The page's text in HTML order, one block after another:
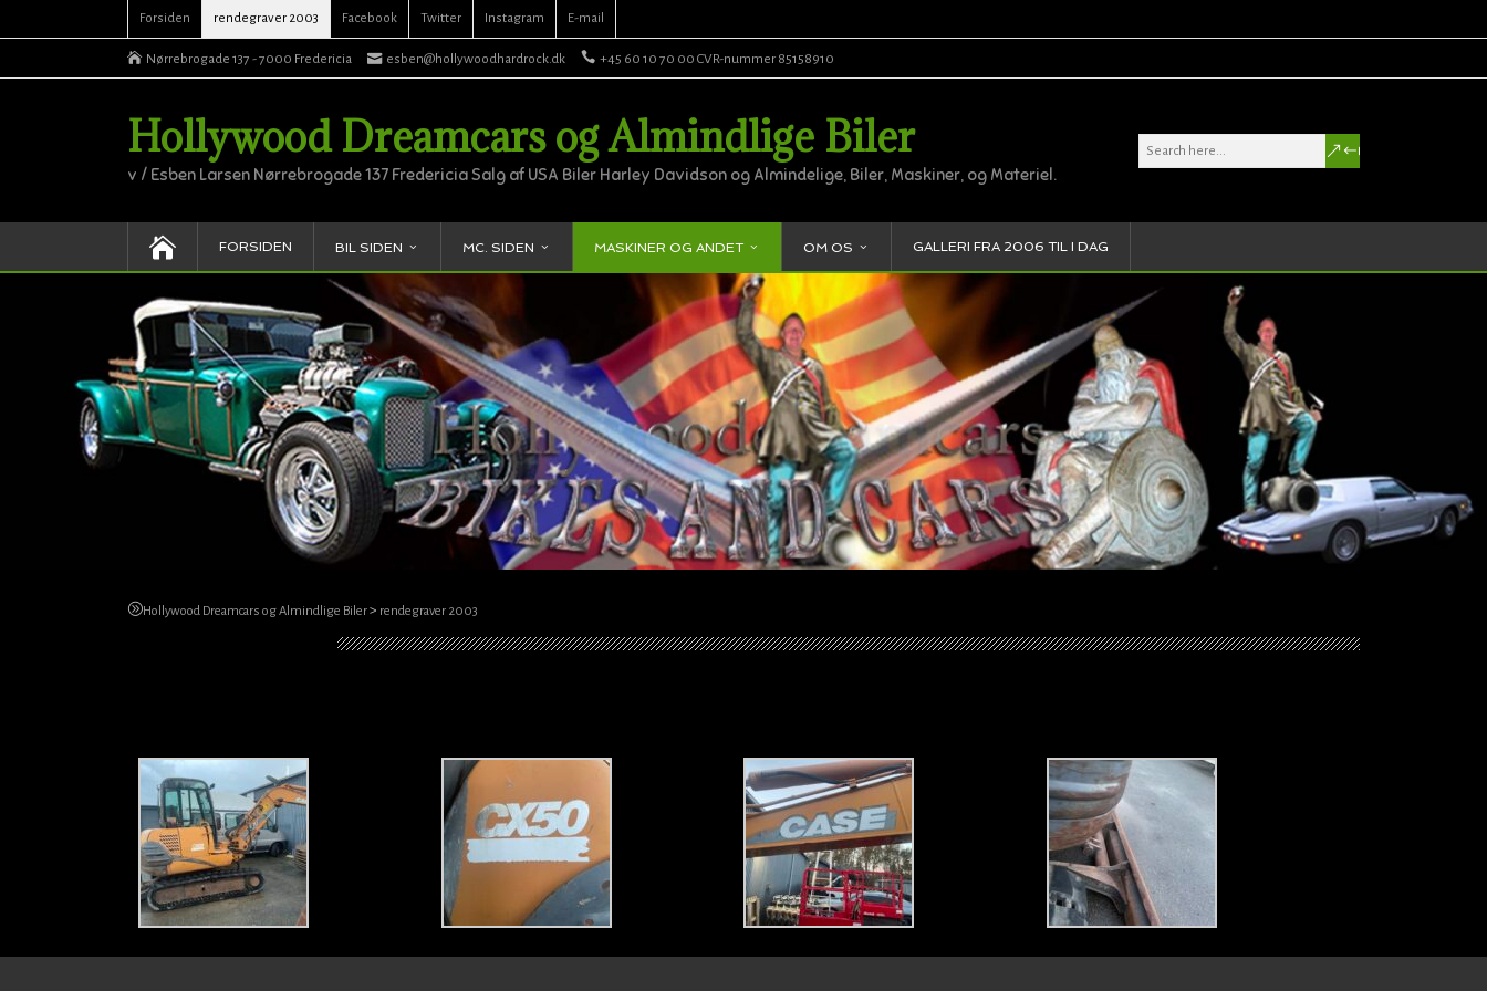
Forsiden rendegraver 2003 Facebook Twitter Instagram E-mail
Nørrebrogade 137 - 7000 Fredericia esben@hollywoodhardrock.dk +45 60 10 70 00 CVR-nummer 85158910
Hollywood Dreamcars og Almindlige Biler
v / Esben Larsen Nørrebrogade 137 Fredericia Salg af USA Biler Harley Davidson og Almindelige, Biler, Maskiner, og Materiel.
FORSIDEN BIL SIDEN MC. SIDEN MASKINER OG ANDET OM OS GALLERI FRA 2006 TIL I DAG
Hollywood Dreamcars og Almindlige Biler> rendegraver 2003